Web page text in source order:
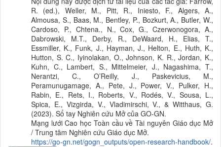
R. (ed.), Weller, M., Pitt, R., Iniesto, F., Algers, A.,
Almousa, S., Baas, M., Bentley, P., Bozkurt, A., Butler, W.,
Cardoso, P., Chtena., N., Cox, G., Czerwonogora, A.,
Dabrowski, M.T., Derby, R., DeWaard, H., Elias, T.,
Essmiller, K., Funk, J., Hayman, J., Helton, E., Huth, K.,
Hutton, S. C., Iyinolakan, O., Johnson, K. R., Jordan, K.,
Kuhn, C., Lambert, S., Mittelmeier, J., Nagashima, T.,
Nerantzi, C., O’Reilly, J., Paskevicius, M.,
Peramunugamage, A., Pete, J., Power, V., Pulker, H.,
Rabin, E., Rets, I., Roberts, V., Rodés, V., Sousa, L.,
Spica, E., Vizgirda, V., Vladimirschi, V., & Witthaus, G.
(2023). Sổ tay Nghiên cứu Mở của GO-GN.
Mạng lưới Cao học Toàn cầu về Tài nguyên Giáo dục Mở
/ Trung tâm Nghiên cứu Giáo dục Mở.
https://go-gn.net/gogn_outputs/open-research-handbook/.